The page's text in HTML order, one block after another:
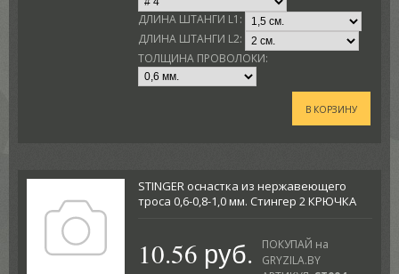
ДЛИНА ШТАНГИ L1:
ДЛИНА ШТАНГИ L2:
ТОЛЩИНА ПРОВОЛОКИ:
В КОРЗИНУ
STINGER оснастка из нержавеющего
троса 0,6-0,8-1,0 мм. Стингер 2 КРЮЧКА
10.56 руб.
ПОКУПАЙ на
GRYZILA.BY